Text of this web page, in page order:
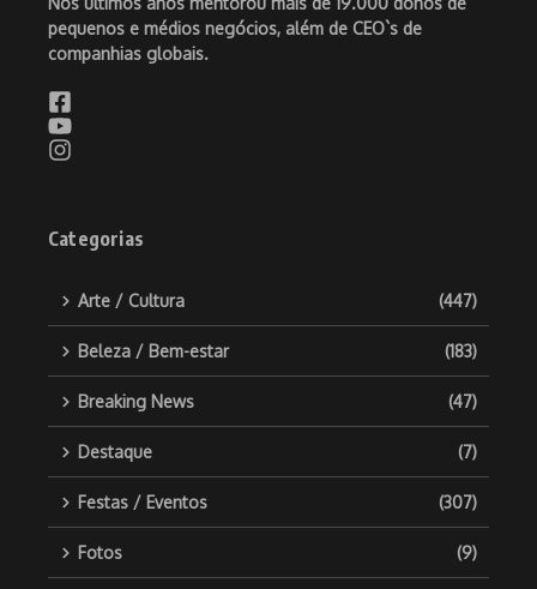
pequenos e médios negócios, além de CEO`s de
companhias globais.
Categorias
Arte / Cultura (447)
Beleza / Bem-estar (183)
Breaking News (47)
Destaque (7)
Festas / Eventos (307)
Fotos (9)